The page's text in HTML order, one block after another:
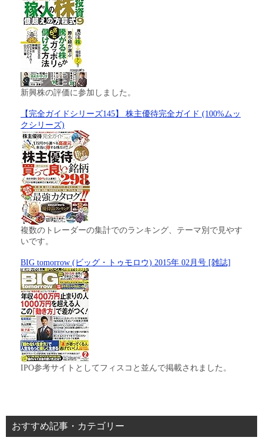
新興株の評価に参加しました。
【完全ガイドシリーズ145】 株主優待完全ガイド (100%ムッ
クシリーズ)
複数のトレーダーの集計でのランキング、テーマ別で見やす
いです。
BIG tomorrow (ビッグ・トゥモロウ) 2015年 02月号 [雑誌]
IPO参考サイトとしてフィスコと並んで掲載されました。
おすすめ記事・カテゴリー